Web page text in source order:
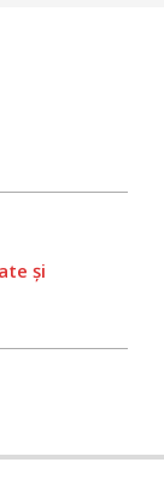
și